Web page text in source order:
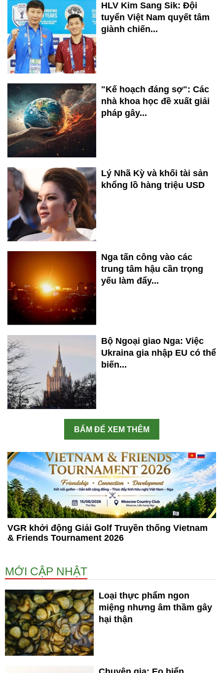
HLV Kim Sang Sik: Đội
tuyển Việt Nam quyết tâm
giành chiến...
"Kế hoạch đáng sợ": Các
nhà khoa học đề xuất giải
pháp gây...
Lý Nhã Kỳ và khối tài sản
khổng lồ hàng triệu USD
Nga tấn công vào các
trung tâm hậu cần trọng
yếu làm đẩy...
Bộ Ngoại giao Nga: Việc
Ukraina gia nhập EU có thể
biến...
BẤM ĐỂ XEM THÊM
VGR khởi động Giải Golf Truyền thống Vietnam
& Friends Tournament 2026
MỚI CẬP NHẬT
Loại thực phẩm ngon
miệng nhưng âm thầm gây
hại thận